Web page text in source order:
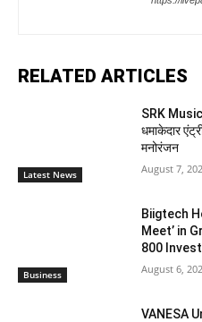
RELATED ARTICLES
Latest News
SRK
धमाकेदार
मनोरंजन
August 7,
Business
Biigtech
Meet’ in
800
August 6,
VANESA